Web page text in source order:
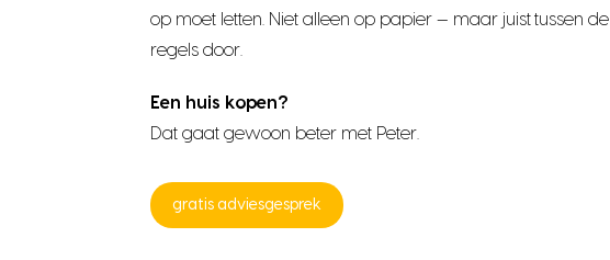
op moet letten. Niet alleen op papier — maar juist tussen de
regels door.
Een huis kopen?
Dat gaat gewoon beter met Peter.
gratis adviesgesprek